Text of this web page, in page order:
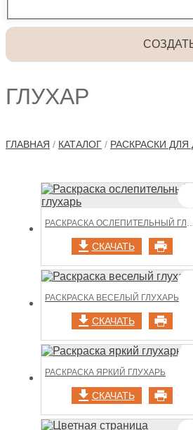
ГЛУХАР
ГЛАВНАЯ / КАТАЛОГ / РАСКРАСКИ ДЛЯ
РАСКРАСКА
СКАЧАТЬ
РАСКРАСКА ВЕСЕЛЫЙ ГЛУХАРЬ
СКАЧАТЬ
РАСКРАСКА ЯРКИЙ ГЛУХАРЬ
СКАЧАТЬ